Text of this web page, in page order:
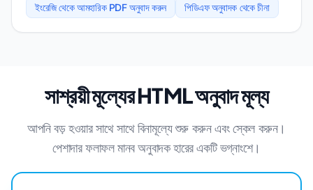
ইংরেজি থেকে আমহারিক PDF অনুবাদ করুন পিডিএফ অনুবাদক থেকে চীনা
সাশ্রয়ী মূল্যের HTML অনুবাদ মূল্য
আপনি বড় হওয়ার সাথে সাথে বিনামূল্যে শুরু করুন এবং স্কেল করুন।
পেশাদার ফলাফল মানব অনুবাদক হারের একটি ভগ্নাংশে।